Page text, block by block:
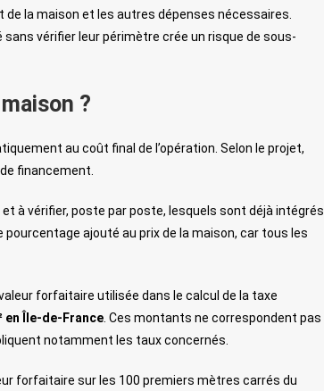
la maison et les autres dépenses nécessaires.
vérifier leur périmètre crée un risque de sous-
?
au coût final de l’opération. Selon le projet,
financement.
et à vérifier, poste par poste, lesquels sont déjà intégrés
ajouté au prix de la maison, car tous les
forfaitaire utilisée dans le calcul de la taxe
en Île-de-France . Ces montants ne correspondent pas
notamment les taux concernés.
forfaitaire sur les 100 premiers mètres carrés du